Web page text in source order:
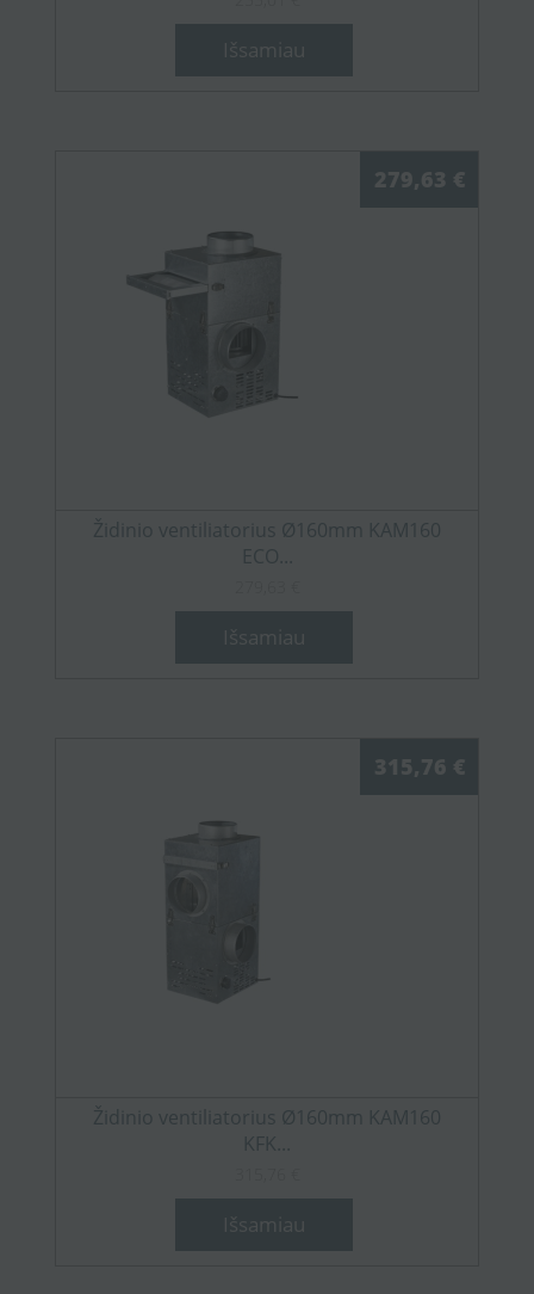
Išsamiau
279,63 €
Židinio ventiliatorius Ø160mm KAM160
ECO...
Išsamiau
315,76 €
Židinio ventiliatorius Ø160mm KAM160
KFK...
Išsamiau